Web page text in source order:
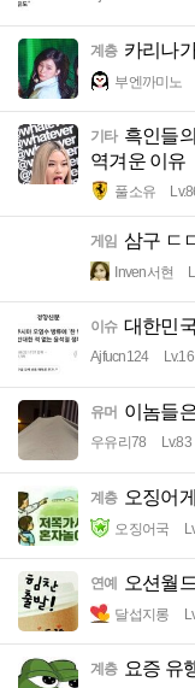
계층 카리나
부엔까미노
기타 흑인들
역겨운 이유
풀소유
게임 삼구 ㄷ
Inven서현
이슈 대한민
Ajfucn124 Lv.16
유머 이놈들
우유리78 Lv.83
계층 오징어
오징어국
연예 오션월
달섭지롱
계층 요증 유